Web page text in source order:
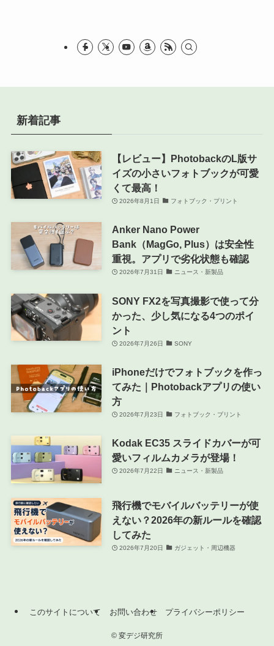
新着記事
【レビュー】PhotobackのL版サ
イズの小さいフォトブックが可愛
くて最高！
2026年8月1日 フォトブック・プリント
Anker Nano Power
Bank（MagGo, Plus）は安全性
重視。アプリで劣化状態も確認
2026年7月31日 ニュース・新製品
SONY FX2を写真撮影で使って分
かった、少し気になる4つのポイ
ント
2026年7月26日 SONY
iPhoneだけでフォトブックを作っ
てみた｜Photobackアプリの使い
方
2026年7月23日 フォトブック・プリント
Kodak EC35 スライドカバーが可
愛いフィルムカメラが登場！
2026年7月22日 ニュース・新製品
飛行機でモバイルバッテリーが使
えない？2026年の新ルールを確認
してみた
2026年7月20日 ガジェット・周辺機器
このサイトについて お問い合わせ プライバシーポリシー
© 変デジ研究所